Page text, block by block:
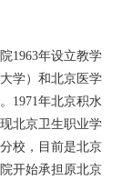
1963年设立教学
学）和北京医学
1971年北京积水
北京卫生职业学
校，目前是北京
开始承担原北京